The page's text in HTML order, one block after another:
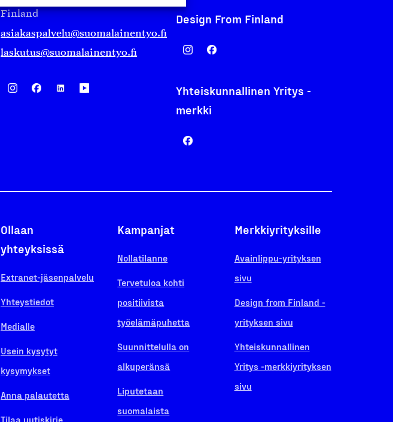
Finland
asiakaspalvelu@suomalainentyo.fi
laskutus@suomalainentyo.fi
Design From Finland
Yhteiskunnallinen Yritys -
merkki
Ollaan
yhteyksissä
Extranet-jäsenpalvelu
Yhteystiedot
Medialle
Usein kysytyt
kysymykset
Anna palautetta
Tilaa uutiskirje
Kampanjat
Nollatilanne
Tervetuloa kohti
positiivista
työelämäpuhetta
Suunnittelulla on
alkuperänsä
Liputetaan
suomalaista
Merkkiyrityksille
Avainlippu-yrityksen
sivu
Design from Finland -
yrityksen sivu
Yhteiskunnallinen
Yritys -merkkiyrityksen
sivu